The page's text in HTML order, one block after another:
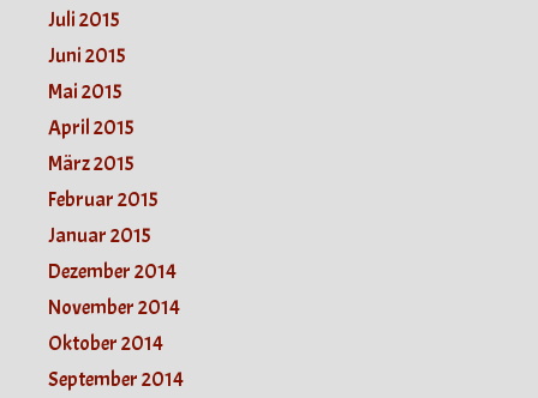
Juli 2015
Juni 2015
Mai 2015
April 2015
März 2015
Februar 2015
Januar 2015
Dezember 2014
November 2014
Oktober 2014
September 2014